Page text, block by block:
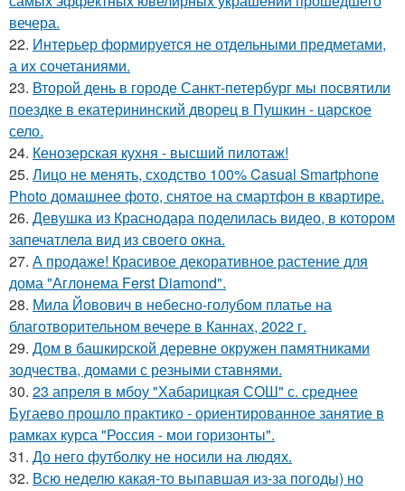
вечера.
22. Интерьер формируется не отдельными предметами,
а их сочетаниями.
23. Второй день в городе Санкт-петербург мы посвятили
поездке в екатерининский дворец в Пушкин - царское
село.
24. Кенозерская кухня - высший пилотаж!
25. Лицо не менять, сходство 100% Casual Smartphone
Photo домашнее фото, снятое на смартфон в квартире.
26. Девушка из Краснодара поделилась видео, в котором
запечатлела вид из своего окна.
27. А продаже! Красивое декоративное растение для
дома "Аглонема Ferst Diamond".
28. Мила Йовович в небесно-голубом платье на
благотворительном вечере в Каннах, 2022 г.
29. Дом в башкирской деревне окружен памятниками
зодчества, домами с резными ставнями.
30. 23 апреля в мбоу "Хабарицкая СОШ" с. среднее
Бугаево прошло практико - ориентированное занятие в
рамках курса "Россия - мои горизонты".
31. До него футболку не носили на людях.
32. Всю неделю какая-то выпавшая из-за погоды) но